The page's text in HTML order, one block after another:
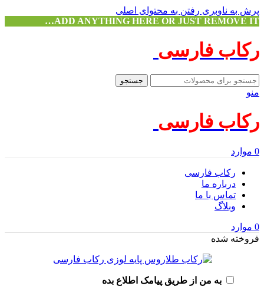
پرش به ناوبری رفتن به محتوای اصلی
ADD ANYTHING HERE OR JUST REMOVE IT…
رکاب فارسی
جستجو
منو
رکاب فارسی
0 موارد
رکاب فارسی
درباره ما
تماس با ما
وبلاگ
0 موارد
فروخته شده
به من از طریق پیامک اطلاع بده